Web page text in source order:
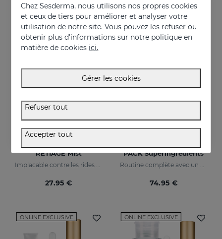
Acheter
RETIAGE Mist
Implacable contre les rides et doux avec votre peau
27.95 €
ONLINE EXCLUSIVE
PACK Superingrédients
Routine complète avec un maximum d'hydratation, d'éclat et d'action anti-âge.
74.95 €
ONLINE EXCLUSIVE ONLINE EXCLUSIVE
Chez Sesderma, nous utilisons nos propres cookies
et ceux de tiers pour améliorer et analyser votre
utilisation de notre site. Vous pouvez les refuser ou
obtenir plus d'informations sur notre politique en
matière de cookies ici.
Gérer les cookies
Refuser tout
Accepter tout